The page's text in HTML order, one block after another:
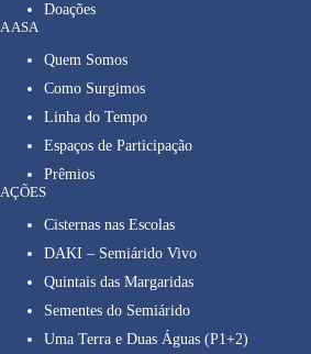
Doações
A ASA
Quem Somos
Como Surgimos
Linha do Tempo
Espaços de Participação
Prêmios
AÇÕES
Cisternas nas Escolas
DAKI – Semiárido Vivo
Quintais das Margaridas
Sementes do Semiárido
Uma Terra e Duas Águas (P1+2)